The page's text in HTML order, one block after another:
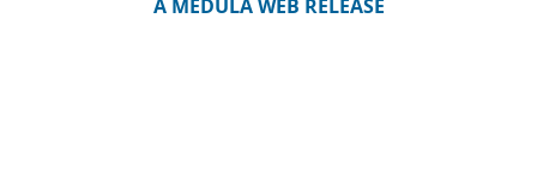
A MEDULA WEB RELEASE